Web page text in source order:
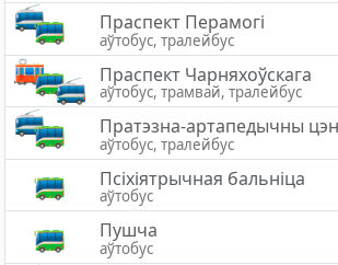
Праспект Перамогі
аўтобус, тралейбус
Праспект Чарняхоўскага
аўтобус, трамвай, тралейбус
Пратэзна-артапедычны
аўтобус, тралейбус
Псіхіятрычная бальніца
аўтобус
Пушча
аўтобус